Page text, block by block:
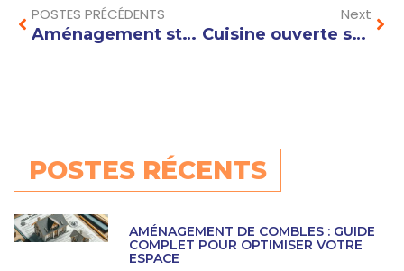
POSTES PRÉCÉDENTS
Aménagement studio 15m2 : astuces pour optimiser chaque mètre carré avec ingéniosité
Next
Cuisine ouverte sur salon : astuces d’agencement pour un espace fonctionnel et convivial
POSTES RÉCENTS
AMÉNAGEMENT DE COMBLES : GUIDE
COMPLET POUR OPTIMISER VOTRE
ESPACE